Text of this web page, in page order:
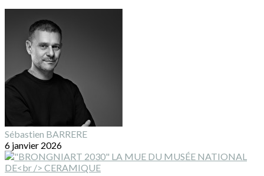
Sébastien BARRERE
6 janvier 2026